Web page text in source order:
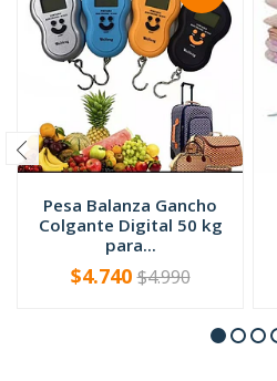
Pesa Balanza Gancho
Colgante Digital 50 kg
para...
+
$4.740$4.990